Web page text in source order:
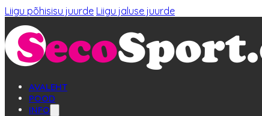
Liigu põhisisu juurde Liigu jaluse juurde
AVALEHT
POOD
INFO